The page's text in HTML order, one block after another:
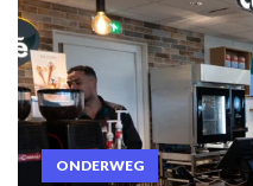
ONDERWEG